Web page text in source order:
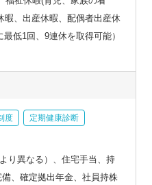
暇、出産休暇、配偶者出産休
低1回、9連休を取得可能）
度 定期健康診断
り異なる）、住宅手当、持
、確定拠出年金、社員持株